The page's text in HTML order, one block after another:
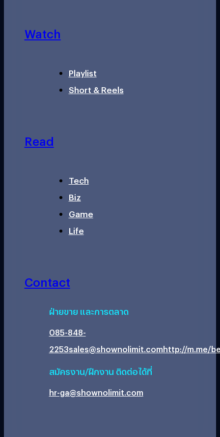
Watch
Playlist
Short & Reels
Read
Tech
Biz
Game
Life
Contact
ฝ่ายขาย และการตลาด
085-848-
2253sales@shownolimit.comhttp://m.me/
สมัครงาน/ฝึกงาน ติดต่อได้ที่
hr-ga@shownolimit.com